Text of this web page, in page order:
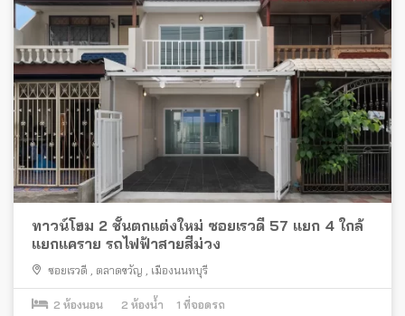
ทาวน์โฮม 2 ชั้นตกแต่งใหม่ ซอยเรวดี 57 แยก 4 ใกล้
แยกแคราย รถไฟฟ้าสายสีม่วง
ซอยเรวดี ตลาดขวัญ เมืองนนทบุรี
2 ห้องนอน 2 ห้องน้ำ 1 ที่จอดรถ